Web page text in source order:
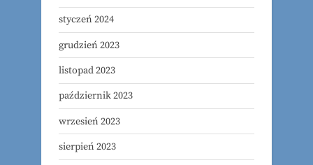
styczeń 2024
grudzień 2023
listopad 2023
październik 2023
wrzesień 2023
sierpień 2023